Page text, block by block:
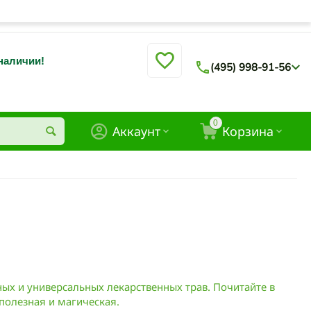
(495) 998-91-56
0 Корзина
Аккаунт
и универсальных лекарственных трав. Почитайте в
и магическая.